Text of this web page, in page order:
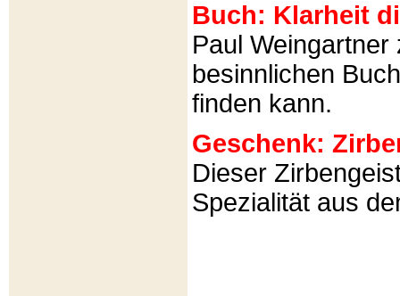
Buch: Klarheit
Paul
besinnlichen
finden kann.
Geschenk:
Dieser
Spezialität aus